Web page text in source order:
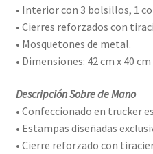
• Interior con 3 bolsillos, 1
• Cierres reforzados con
• Mosquetones de metal.
• Dimensiones: 42 cm x 40 cm
Descripción Sobre de Mano
• Confeccionado en trucker
• Estampas diseñadas
• Cierre reforzado con